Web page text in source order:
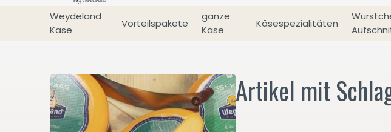
Weydeland
Käse
Vorteilspakete
ganze
Käse
Käsespezialitäten
Artikel mit